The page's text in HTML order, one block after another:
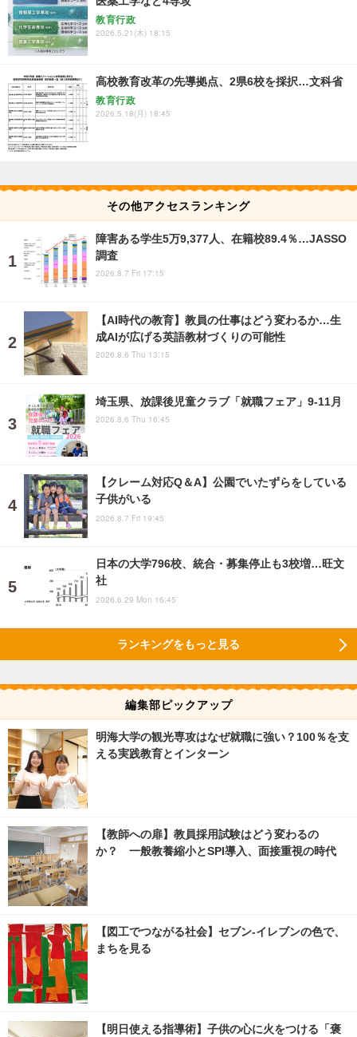
教育行政
2026.5.21(木) 18:15
高校教育改革の先導拠点、2県6校を採択…文科省
教育行政
2026.5.18(月) 18:45
その他アクセスランキング
障害ある学生5万9,377人、在籍校89.4％…JASSO
調査
2026.8.7 Fri 17:15
【AI時代の教育】教員の仕事はどう変わるか…生
成AIが広げる英語教材づくりの可能性
2026.8.6 Thu 13:15
埼玉県、放課後児童クラブ「就職フェア」9-11月
2026.8.6 Thu 16:45
【クレーム対応Q＆A】公園でいたずらをしている
子供がいる
2026.8.7 Fri 19:45
日本の大学796校、統合・募集停止も3校増…旺文
社
2026.6.29 Mon 16:45
ランキングをもっと見る
編集部ピックアップ
明海大学の観光専攻はなぜ就職に強い？100％を支
える実践教育とインターン
【教師への扉】教員採用試験はどう変わるの
か？ 一般教養縮小とSPI導入、面接重視の時代
【図工でつながる社会】セブン‐イレブンの色で、
まちを見る
【明日使える指導術】子供の心に火をつける「褒